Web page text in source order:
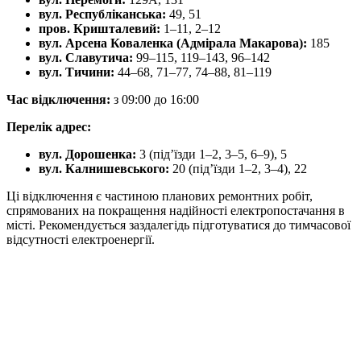
вул. Республіканська: 49, 51
пров. Кришталевий: 1–11, 2–12
вул. Арсена Коваленка (Адмірала Макарова): 185
вул. Славутича: 99–115, 119–143, 96–142
вул. Тичини: 44–68, 71–77, 74–88, 81–119
Час відключення: з 09:00 до 16:00​
Перелік адрес:
вул. Дорошенка: 3 (під’їзди 1–2, 3–5, 6–9), 5
вул. Калнишевського: 20 (під’їзди 1–2, 3–4), 22​
Ці відключення є частиною планових ремонтних робіт,
спрямованих на покращення надійності електропостачання в
місті. Рекомендується заздалегідь підготуватися до тимчасової
відсутності електроенергії.